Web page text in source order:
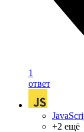
1
ответ
+2 ещё